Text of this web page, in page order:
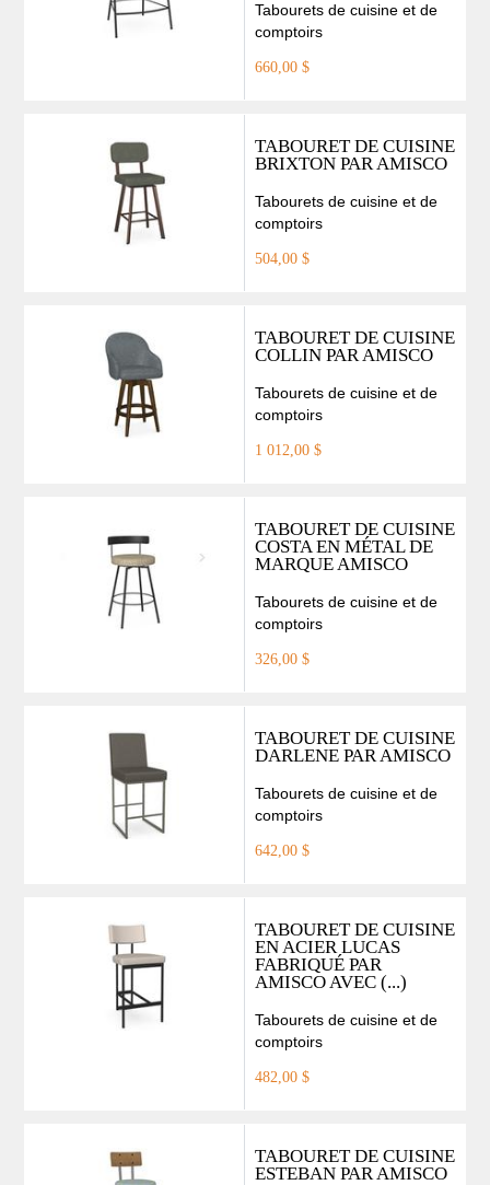
Tabourets de cuisine et de
comptoirs
660,00 $
TABOURET DE CUISINE
BRIXTON PAR AMISCO
Tabourets de cuisine et de
comptoirs
504,00 $
TABOURET DE CUISINE
COLLIN PAR AMISCO
Tabourets de cuisine et de
comptoirs
1 012,00 $
TABOURET DE CUISINE
COSTA EN MÉTAL DE
MARQUE AMISCO
Tabourets de cuisine et de
comptoirs
326,00 $
TABOURET DE CUISINE
DARLENE PAR AMISCO
Tabourets de cuisine et de
comptoirs
642,00 $
TABOURET DE CUISINE
EN ACIER LUCAS
FABRIQUÉ PAR
AMISCO AVEC (...)
Tabourets de cuisine et de
comptoirs
482,00 $
TABOURET DE CUISINE
ESTEBAN PAR AMISCO